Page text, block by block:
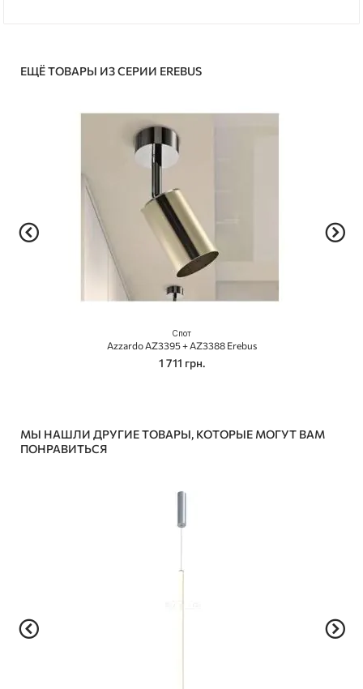
ЕЩЁ ТОВАРЫ ИЗ СЕРИИ EREBUS
Спот
Azzardo AZ3395 + AZ3388 Erebus
1 711 грн.
МЫ НАШЛИ ДРУГИЕ ТОВАРЫ, КОТОРЫЕ МОГУТ ВАМ
ПОНРАВИТЬСЯ